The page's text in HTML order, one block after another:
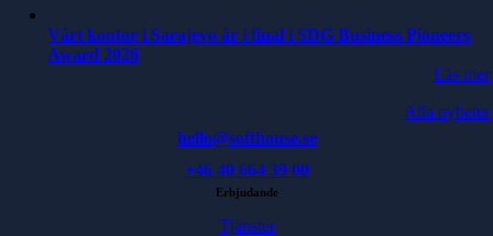
Vårt kontor i Sarajevo är i final i SDG Business Pioneers
Award 2026
Läs mer
Alla nyheter
hello@softhouse.se
+46 40 664 39 00
Erbjudande
Tjänster